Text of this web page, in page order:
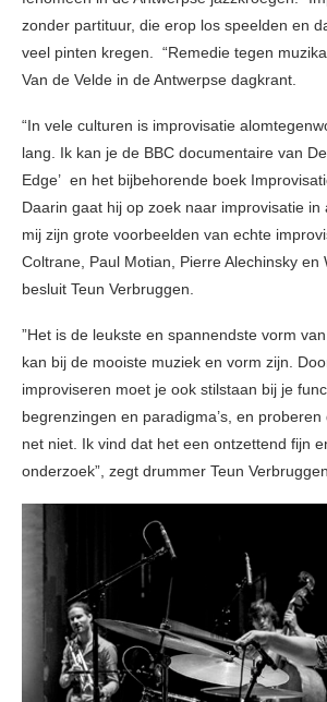
zonder partituur, die erop los speelden en
veel pinten kregen. “Remedie tegen
Van de Velde in de Antwerpse dagkrant.
“In vele culturen is improvisatie
lang. Ik kan je de BBC documentaire van
Edge’ en het bijbehorende boek
Daarin gaat hij op zoek naar improvisatie in
mij zijn grote voorbeelden van echte
Coltrane, Paul Motian, Pierre Alechinsky en
besluit Teun Verbruggen.
”Het is de leukste en spannendste vorm
kan bij de mooiste muziek en vorm zijn.
improviseren moet je ook stilstaan bij je
begrenzingen en paradigma’s, en
net niet. Ik vind dat het een ontzettend fijn
onderzoek”, zegt drummer Teun